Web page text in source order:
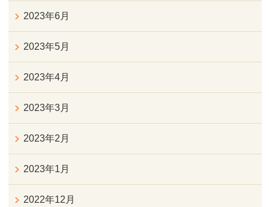
2023年6月
2023年5月
2023年4月
2023年3月
2023年2月
2023年1月
2022年12月